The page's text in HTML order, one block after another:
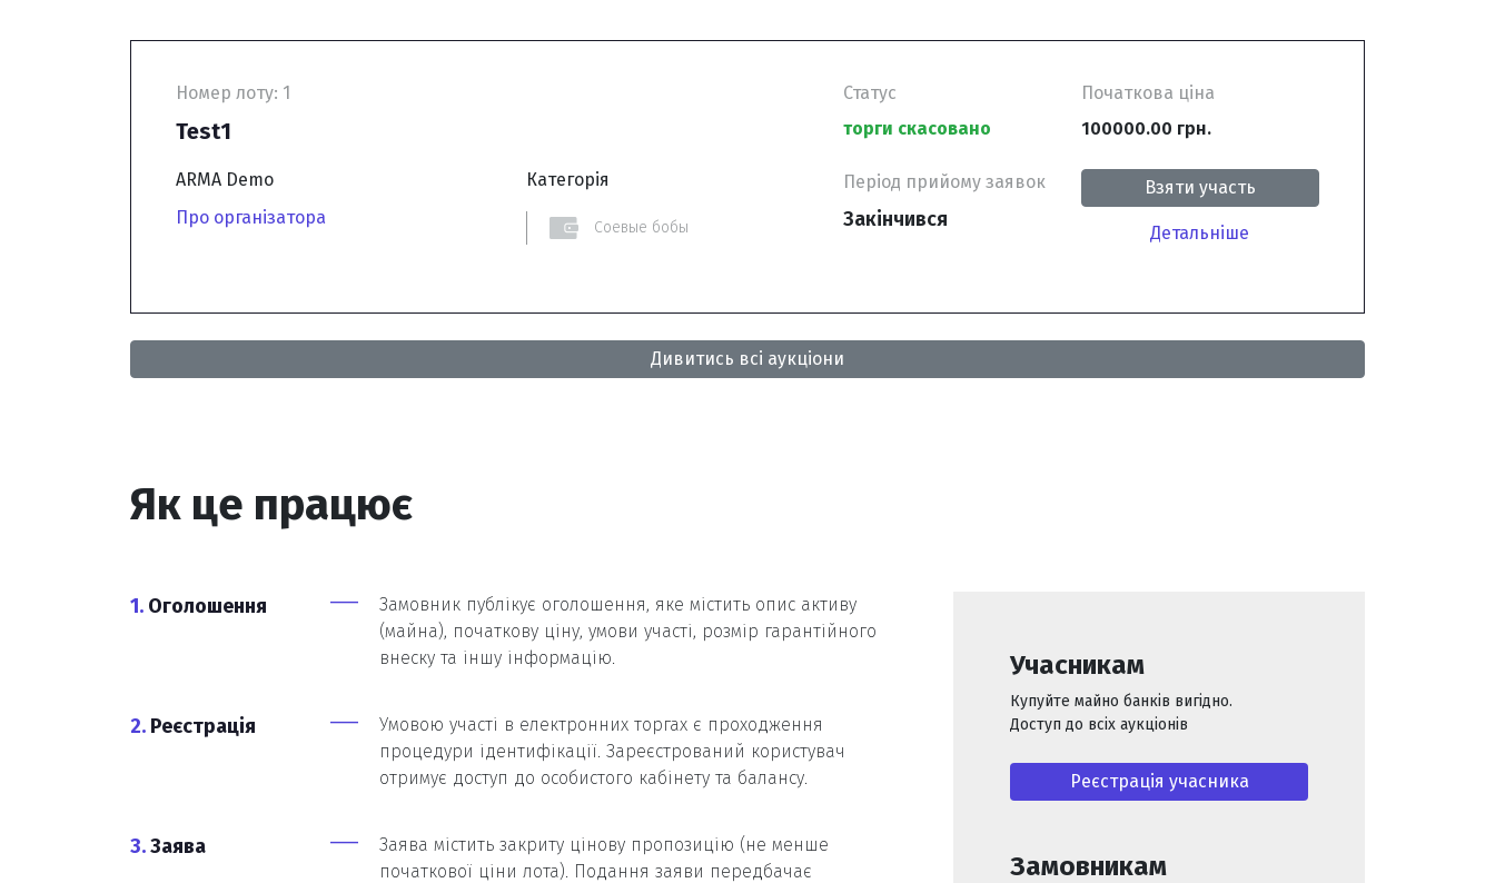
Номер лоту: 1
Test1
ARMA Demo
Про організатора
Категорія
Соевые бобы
Статус
торги скасовано
Період прийому заявок
Закінчився
Початкова ціна
100000.00 грн.
Взяти участь
Детальніше
Дивитись всі аукціони
Як це працює
1. Оголошення
Замовник публікує оголошення, яке містить опис активу
(майна), початкову ціну, умови участі, розмір гарантійного
внеску та іншу інформацію.
2. Реєстрація
Умовою участі в електронних торгах є проходження
процедури ідентифікації. Зареєстрований користувач
отримує доступ до особистого кабінету та балансу.
3.Заява
Заява містить закриту цінову пропозицію (не менше
початкової ціни лота). Подання заяви передбачає
Учасникам
Купуйте майно банків вигідно.
Доступ до всіх аукціонів
Реєстрація учасника
Замовникам